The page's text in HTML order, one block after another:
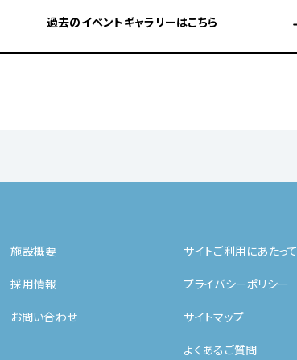
過去のイベントギャラリーはこちら
施設概要
採用情報
お問い合わせ
サイトご利用にあたって
プライバシーポリシー
サイトマップ
よくあるご質問